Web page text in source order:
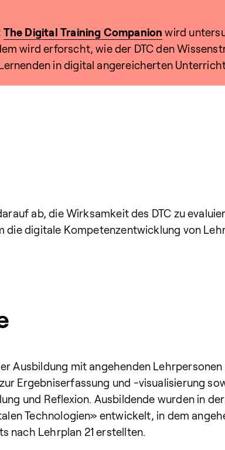
The Digital Training Companion wird
wird erforscht, wie der DTC den
in digital angereicherten
ab, die Wirksamkeit des DTC zu
die digitale Kompetenzentwicklung von
Ausbildung mit angehenden
Ergebniserfassung und -visualisierung
und Reflexion. Ausbildende wurden in
Technologien» entwickelt, in dem
nach Lehrplan 21 erstellten.